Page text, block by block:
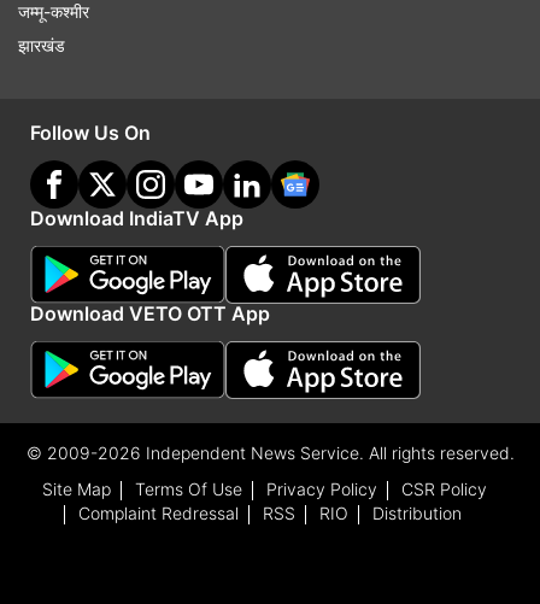
5:36 PM (IST) JUN 11, 2026
Posted by Malaika Imam
अमेरिका ने मिसाइल हमले से ईरानी टैंकर को रोका
रिपोर्ट के अनुसार, अमेरिकी सेना का कहना है कि उसने ईरान
पर लगाई गई नाकेबंदी को तोड़ने की कोशिश कर रहे एक टैंकर
को बेअसर करने के लिए मिसाइल का इस्तेमाल किया।
जम्मू-कश्मीर
झारखंड
Follow Us On
Download IndiaTV App
Download VETO OTT App
© 2009-2026 Independent News Service. All rights reserved.
Site Map
Terms Of Use Privacy Policy
CSR Policy
Complaint Redressal
RSS RIO Distribution